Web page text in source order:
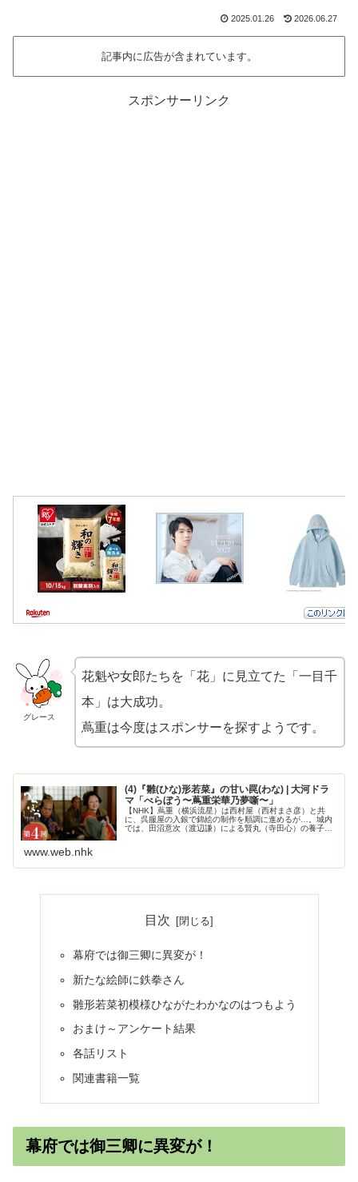
2025.01.26 2026.06.27
記事内に広告が含まれています。
スポンサーリンク
グレース
花魁や女郎たちを「花」に見立てた「一目千
本」は大成功。
蔦重は今度はスポンサーを探すようです。
(4)『雛(ひな)形若菜』の甘い罠(わな) | 大河ドラ
マ「べらぼう〜蔦重栄華乃夢噺〜」
【NHK】蔦重（横浜流星）は西村屋（西村まさ彦）と共
に、呉服屋の入銀で錦絵の制作を順調に進めるが…。城内
では、田沼意次（渡辺謙）による賢丸（寺田心）の養子計
www.web.nhk
目次
幕府では御三卿に異変が！
新たな絵師に鉄拳さん
雛形若菜初模様ひながたわかなのはつもよう
おまけ～アンケート結果
各話リスト
関連書籍一覧
幕府では御三卿に異変が！